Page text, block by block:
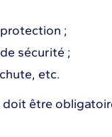
;
sécurité ;
etc.
être